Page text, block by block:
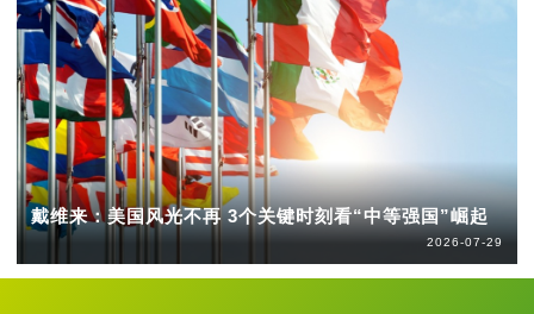
戴维来：美国风光不再 3个关键时刻看“中等强国”崛起
2026-07-29